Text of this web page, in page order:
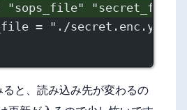
"sops_file"
= "./secret.enc.yaml"
と、読み込み先が変わるの